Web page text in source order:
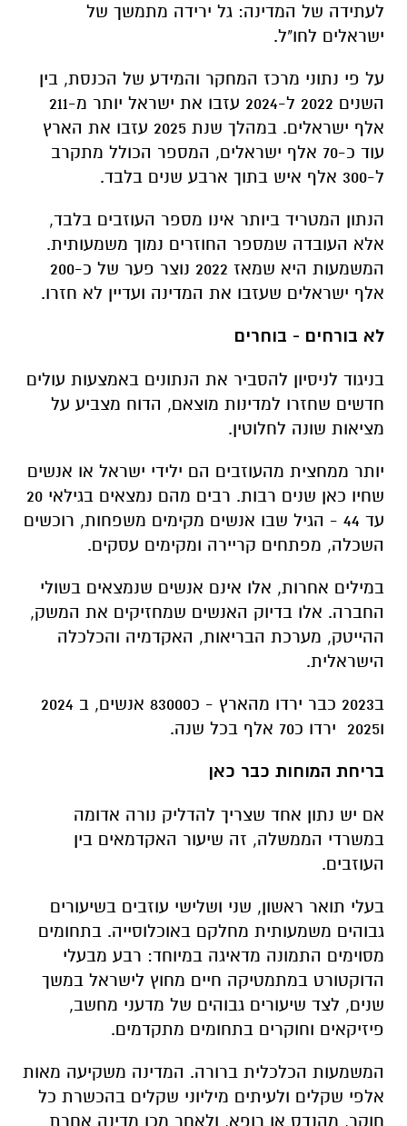
לעתידה של המדינה: גל ירידה מתמשך של
ישראלים לחו"ל.
על פי נתוני מרכז המחקר והמידע של הכנסת, בין
השנים 2022 ל-2024 עזבו את ישראל יותר מ-211
אלף ישראלים. במהלך שנת 2025 עזבו את הארץ
עוד כ-70 אלף ישראלים, המספר הכולל מתקרב
ל-300 אלף איש בתוך ארבע שנים בלבד.
הנתון המטריד ביותר אינו מספר העוזבים בלבד,
אלא העובדה שמספר החוזרים נמוך משמעותית.
המשמעות היא שמאז 2022 נוצר פער של כ-200
אלף ישראלים שעזבו את המדינה ועדיין לא חזרו.
לא בורחים - בוחרים
בניגוד לניסיון להסביר את הנתונים באמצעות עולים
חדשים שחזרו למדינות מוצאם, הדוח מצביע על
מציאות שונה לחלוטין.
יותר ממחצית מהעוזבים הם ילידי ישראל או אנשים
שחיו כאן שנים רבות. רבים מהם נמצאים בגילאי 20
עד 44 - הגיל שבו אנשים מקימים משפחות, רוכשים
השכלה, מפתחים קריירה ומקימים עסקים.
במילים אחרות, אלו אינם אנשים שנמצאים בשולי
החברה. אלו בדיוק האנשים שמחזיקים את המשק,
ההייטק, מערכת הבריאות, האקדמיה והכלכלה
הישראלית.
ב2023 כבר ירדו מהארץ - כ83000 אנשים, ב 2024
ו2025 ירדו כ70 אלף בכל שנה.
בריחת המוחות כבר כאן
אם יש נתון אחד שצריך להדליק נורה אדומה
במשרדי הממשלה, זה שיעור האקדמאים בין
העוזבים.
בעלי תואר ראשון, שני ושלישי עוזבים בשיעורים
גבוהים משמעותית מחלקם באוכלוסייה. בתחומים
מסוימים התמונה מדאיגה במיוחד: רבע מבעלי
הדוקטורט במתמטיקה חיים מחוץ לישראל במשך
שנים, לצד שיעורים גבוהים של מדעני מחשב,
פיזיקאים וחוקרים בתחומים מתקדמים.
המשמעות הכלכלית ברורה. המדינה משקיעה מאות
אלפי שקלים ולעיתים מיליוני שקלים בהכשרת כל
חוקר, מהנדס או רופא, ולאחר מכן מדינה אחרת